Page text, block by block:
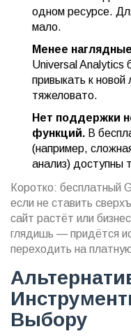
одном ресурсе.
мало.
Менее
Universal
привыкать к новой
тяжеловато.
Нет поддержки
функций. В
(например,
анализ) доступны
Коротко: бесплатный
если не ставить
сайт растёт или
глядишь — придётся
переходить на
Выбору